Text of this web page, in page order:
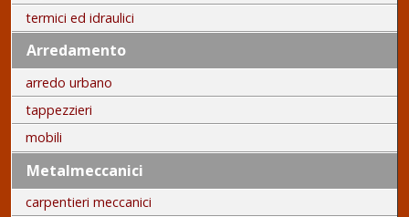
termici ed idraulici
Arredamento
arredo urbano
tappezzieri
mobili
Metalmeccanici
carpentieri meccanici